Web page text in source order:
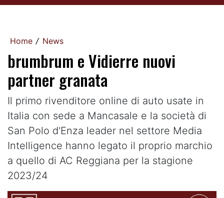
Home / News
brumbrum e Vidierre nuovi
partner granata
Il primo rivenditore online di auto usate in
Italia con sede a Mancasale e la società di
San Polo d'Enza leader nel settore Media
Intelligence hanno legato il proprio marchio
a quello di AC Reggiana per la stagione
2023/24